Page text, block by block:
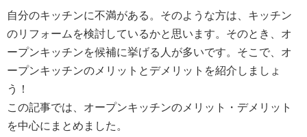
自分のキッチンに不満がある。そのような方は、キッチン
のリフォームを検討しているかと思います。そのとき、オ
ープンキッチンを候補に挙げる人が多いです。そこで、オ
ープンキッチンのメリットとデメリットを紹介しましょ
う！
この記事では、オープンキッチンのメリット・デメリット
を中心にまとめました。